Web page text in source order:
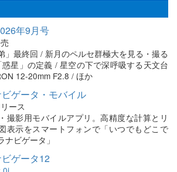
年9月号
」最終回 / 新月のペルセ群極大を見る・撮る
星」の定義 / 星空の下で深呼吸する天文台
12-20mm F2.8 / ほか
ゲータ・モバイル
ース
撮影用モバイルアプリ。高精度な計算とリ
表示をスマートフォンで「いつでもどこで
ナビゲータ」
ゲータ12